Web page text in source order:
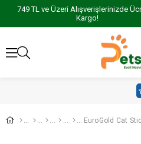
749 TL ve Üzeri Alışverişlerinizde
Kargo!